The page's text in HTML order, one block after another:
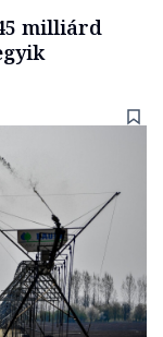
milliárd